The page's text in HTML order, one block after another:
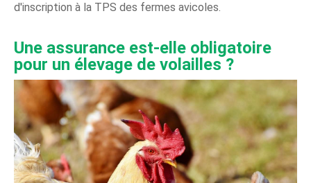
d'inscription à la TPS des fermes avicoles.
Une assurance est-elle obligatoire
pour un élevage de volailles ?